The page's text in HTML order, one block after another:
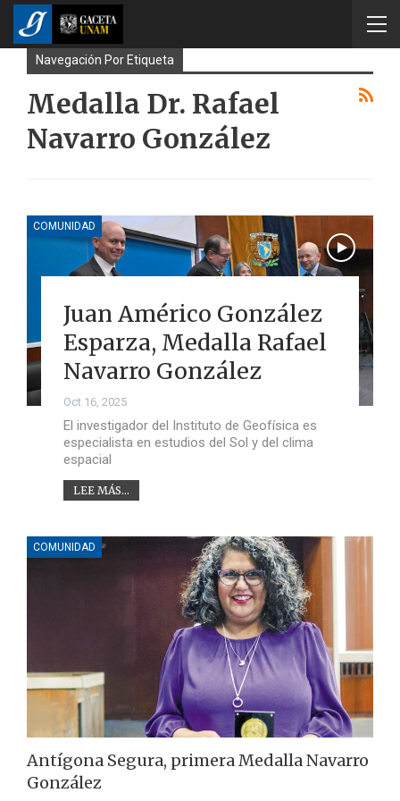
Navegación Por Etiqueta
Medalla Dr. Rafael
Navarro González
COMUNIDAD
Juan Américo González
Esparza, Medalla Rafael
Navarro González
Oct 16, 2025
El investigador del Instituto de Geofísica es
especialista en estudios del Sol y del clima
espacial
LEE MÁS...
COMUNIDAD
Antígona Segura, primera Medalla Navarro
González